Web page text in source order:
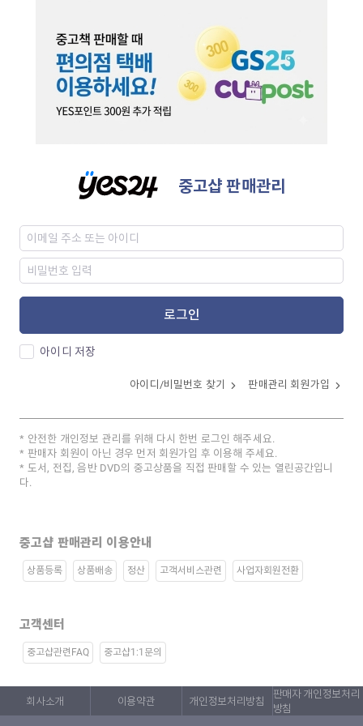
중고샵 판매관리
로그인
아이디 저장
아이디/비밀번호 찾기 판매관리 회원가입
안전한 개인정보 관리를 위해 다시 한번 로그인 해주세요.
판매자 회원이 아닌 경우 먼저 회원가입 후 이용해 주세요.
도서, 전집, 음반 DVD의 중고상품을 직접 판매할 수 있는 열린공간입니
다.
중고샵 판매관리 이용안내
상품등록 상품배송 정산 고객서비스관련 사업자회원전환
고객센터
중고샵관련FAQ 중고샵1:1문의
회사소개 이용약관 개인정보처리방침
판매자 개인정보처리
방침